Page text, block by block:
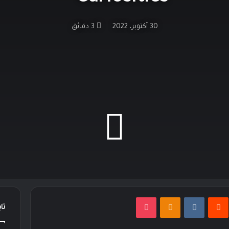
30 أكتوبر، 2022
Odnoklassniki
‫Pocket